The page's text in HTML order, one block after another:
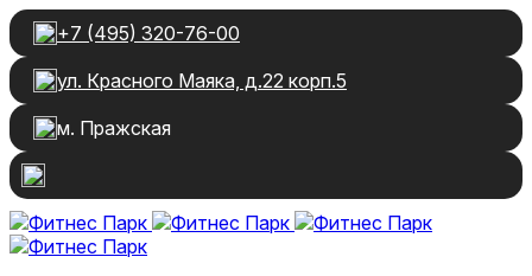
+7 (495) 320-76-00
ул. Красного Маяка, д.22 корп.5
м. Пражская